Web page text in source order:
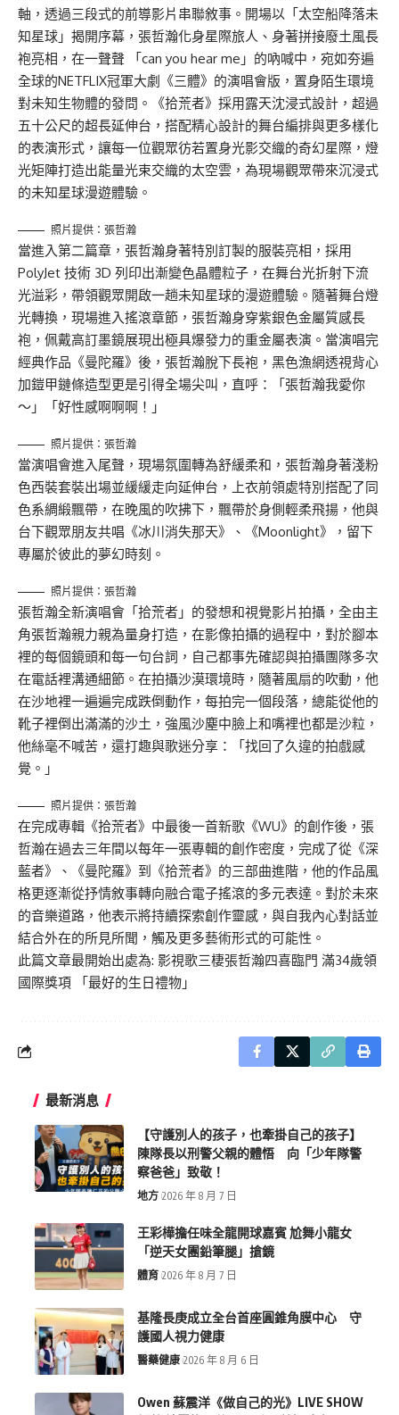
軸，透過三段式的前導影片串聯敘事。開場以「太空船降落未
知星球」揭開序幕，張哲瀚化身星際旅人、身著拼接廢土風長
袍亮相，在一聲聲 「can you hear me」的吶喊中，宛如夯遍
全球的NETFLIX冠軍大劇《三體》的演唱會版，置身陌生環境
對未知生物體的發問。《拾荒者》採用露天沈浸式設計，超過
五十公尺的超長延伸台，搭配精心設計的舞台編排與更多樣化
的表演形式，讓每一位觀眾彷若置身光影交織的奇幻星際，燈
光矩陣打造出能量光束交織的太空雲，為現場觀眾帶來沉浸式
的未知星球漫遊體驗。
照片提供：張哲瀚
當進入第二篇章，張哲瀚身著特別訂製的服裝亮相，採用
PolyJet 技術 3D 列印出漸變色晶體粒子，在舞台光折射下流
光溢彩，帶領觀眾開啟一趟未知星球的漫遊體驗。隨著舞台燈
光轉換，現場進入搖滾章節，張哲瀚身穿紫銀色金屬質感長
袍，佩戴高訂墨鏡展現出極具爆發力的重金屬表演。當演唱完
經典作品《曼陀羅》後，張哲瀚脫下長袍，黑色漁網透視背心
加鎧甲鏈條造型更是引得全場尖叫，直呼：「張哲瀚我愛你
～」「好性感啊啊啊！」
照片提供：張哲瀚
當演唱會進入尾聲，現場氛圍轉為舒緩柔和，張哲瀚身著淺粉
色西裝套裝出場並緩緩走向延伸台，上衣前領處特別搭配了同
色系綢緞飄帶，在晚風的吹拂下，飄帶於身側輕柔飛揚，他與
台下觀眾朋友共唱《冰川消失那天》、《Moonlight》，留下
專屬於彼此的夢幻時刻。
照片提供：張哲瀚
張哲瀚全新演唱會「拾荒者」的發想和視覺影片拍攝，全由主
角張哲瀚親力親為量身打造，在影像拍攝的過程中，對於腳本
裡的每個鏡頭和每一句台詞，自己都事先確認與拍攝團隊多次
在電話裡溝通細節。在拍攝沙漠環境時，隨著風扇的吹動，他
在沙地裡一遍遍完成跌倒動作，每拍完一個段落，總能從他的
靴子裡倒出滿滿的沙土，強風沙塵中臉上和嘴裡也都是沙粒，
他絲毫不喊苦，還打趣與歌迷分享：「找回了久違的拍戲感
覺。」
照片提供：張哲瀚
在完成專輯《拾荒者》中最後一首新歌《WU》的創作後，張
哲瀚在過去三年間以每年一張專輯的創作密度，完成了從《深
藍者》、《曼陀羅》到《拾荒者》的三部曲進階，他的作品風
格更逐漸從抒情敘事轉向融合電子搖滾的多元表達。對於未來
的音樂道路，他表示將持續探索創作靈感，與自我內心對話並
結合外在的所見所聞，觸及更多藝術形式的可能性。
此篇文章最開始出處為: 影視歌三棲張哲瀚四喜臨門 滿34歲領
國際獎項 「最好的生日禮物」
最新消息
【守護別人的孩子，也牽掛自己的孩子】
陳隊長以刑警父親的體悟 向「少年隊警
察爸爸」致敬！
地方 2026 年 8 月 7 日
王彩樺擔任味全龍開球嘉賓 尬舞小龍女
「逆天女團鉛筆腿」搶鏡
體育 2026 年 8 月 7 日
基隆長庚成立全台首座圓錐角膜中心 守
護國人視力健康
醫藥健康 2026 年 8 月 6 日
Owen 蘇震洋《做自己的光》LIVE SHOW